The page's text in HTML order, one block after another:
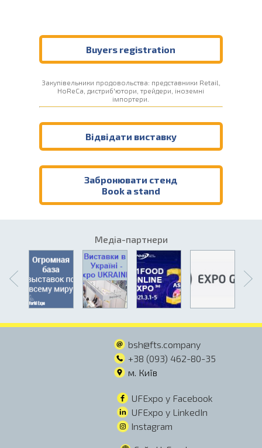
Buyers registration
Закупівельники продовольства: представники Retail,
HoReCa, дистриб'ютори, трейдери, іноземні
імпортери.
Відвідати виставку
Забронювати стенд
Book a stand
Медіа-партнери
bsh@fts.company
+38 (093) 462-80-35
м. Київ
UFExpo y Facebook
UFExpo y LinkedIn
Instagram